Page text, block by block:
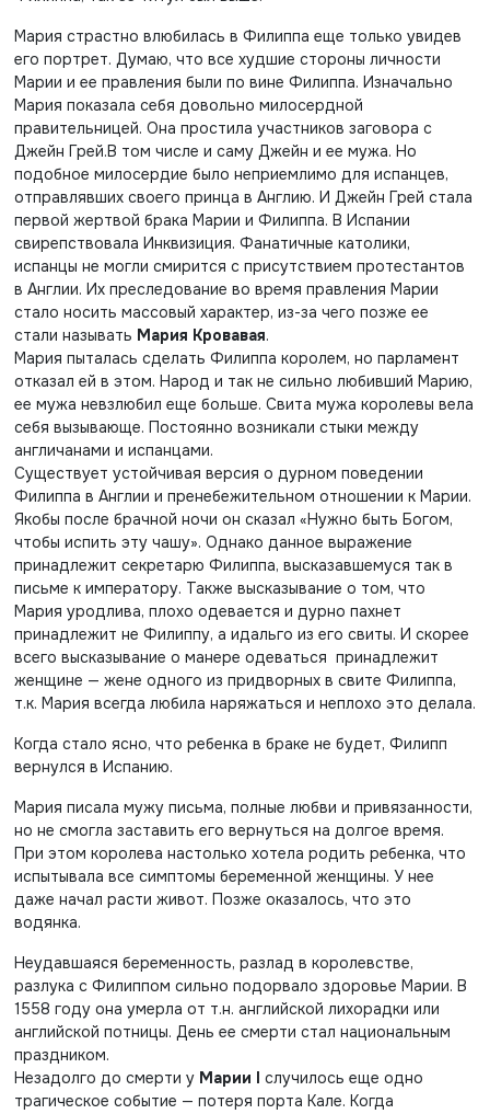
Мария страстно влюбилась в Филиппа еще только увидев
его портрет. Думаю, что все худшие стороны личности
Марии и ее правления были по вине Филиппа. Изначально
Мария показала себя довольно милосердной
правительницей. Она простила участников заговора с
Джейн Грей.В том числе и саму Джейн и ее мужа. Но
подобное милосердие было неприемлимо для испанцев,
отправлявших своего принца в Англию. И Джейн Грей стала
первой жертвой брака Марии и Филиппа. В Испании
свирепствовала Инквизиция. Фанатичные католики,
испанцы не могли смирится с присутствием протестантов
в Англии. Их преследование во время правления Марии
стало носить массовый характер, из-за чего позже ее
стали называть Мария Кровавая.
Мария пыталась сделать Филиппа королем, но парламент
отказал ей в этом. Народ и так не сильно любивший Марию,
ее мужа невзлюбил еще больше. Свита мужа королевы вела
себя вызывающе. Постоянно возникали стыки между
англичанами и испанцами.
Существует устойчивая версия о дурном поведении
Филиппа в Англии и пренебежительном отношении к Марии.
Якобы после брачной ночи он сказал «Нужно быть Богом,
чтобы испить эту чашу». Однако данное выражение
принадлежит секретарю Филиппа, высказавшемуся так в
письме к императору. Также высказывание о том, что
Мария уродлива, плохо одевается и дурно пахнет
принадлежит не Филиппу, а идальго из его свиты. И скорее
всего высказывание о манере одеваться принадлежит
женщине — жене одного из придворных в свите Филиппа,
т.к. Мария всегда любила наряжаться и неплохо это делала.
Когда стало ясно, что ребенка в браке не будет, Филипп
вернулся в Испанию.
Мария писала мужу письма, полные любви и привязанности,
но не смогла заставить его вернуться на долгое время.
При этом королева настолько хотела родить ребенка, что
испытывала все симптомы беременной женщины. У нее
даже начал расти живот. Позже оказалось, что это
водянка.
Неудавшаяся беременность, разлад в королевстве,
разлука с Филиппом сильно подорвало здоровье Марии. В
1558 году она умерла от т.н. английской лихорадки или
английской потницы. День ее смерти стал национальным
праздником.
Незадолго до смерти у Марии I случилось еще одно
трагическое событие — потеря порта Кале. Когда